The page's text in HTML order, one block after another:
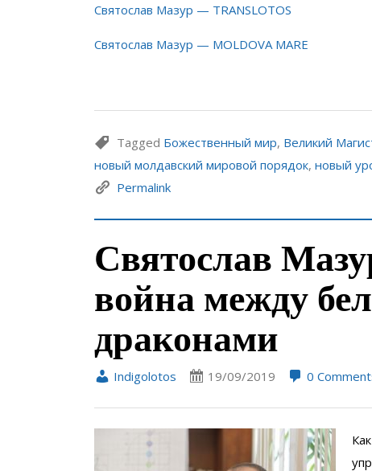
Святослав Мазур — TRANSLOTOS
Святослав Мазур — MOLDOVA MARE
Tagged Божественный мир, Великий
новый молдавский мировой порядок, новый
Permalink
Святослав
война между
драконами
Indigolotos 19/09/2019 0